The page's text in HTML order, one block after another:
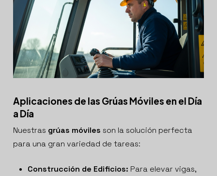
Aplicaciones de las Grúas Móviles en el Día
a Día
Nuestras grúas móviles son la solución perfecta
para una gran variedad de tareas:
Construcción de Edificios: Para elevar vigas,